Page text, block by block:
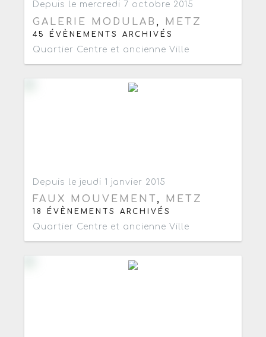
Depuis le mercredi 7 octobre 2015
GALERIE MODULAB , METZ
45 ÉVÈNEMENTS ARCHIVÉS
Quartier Centre et ancienne Ville
Depuis le jeudi 1 janvier 2015
FAUX MOUVEMENT , METZ
18 ÉVÈNEMENTS ARCHIVÉS
Quartier Centre et ancienne Ville